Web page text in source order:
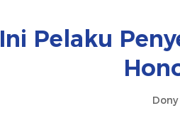
Ini Pelaku